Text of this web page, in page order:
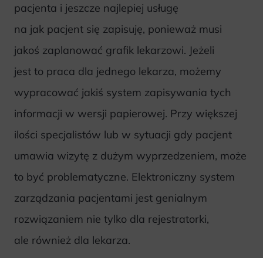
pacjenta i jeszcze najlepiej usługę
na jak pacjent się zapisuję, ponieważ musi
jakoś zaplanować grafik lekarzowi. Jeżeli
jest to praca dla jednego lekarza, możemy
wypracować jakiś system zapisywania tych
informacji w wersji papierowej. Przy większej
ilości specjalistów lub w sytuacji gdy pacjent
umawia wizytę z dużym wyprzedzeniem, może
to być problematyczne. Elektroniczny system
zarządzania pacjentami jest genialnym
rozwiązaniem nie tylko dla rejestratorki,
ale również dla lekarza.